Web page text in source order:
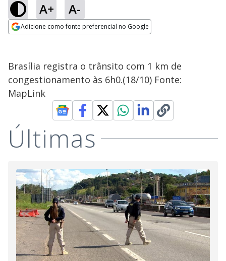
A+ A-
Adicione como fonte preferencial no Google
Brasília registra o trânsito com 1 km de
congestionamento às 6h0.(18/10) Fonte:
MapLink
Últimas